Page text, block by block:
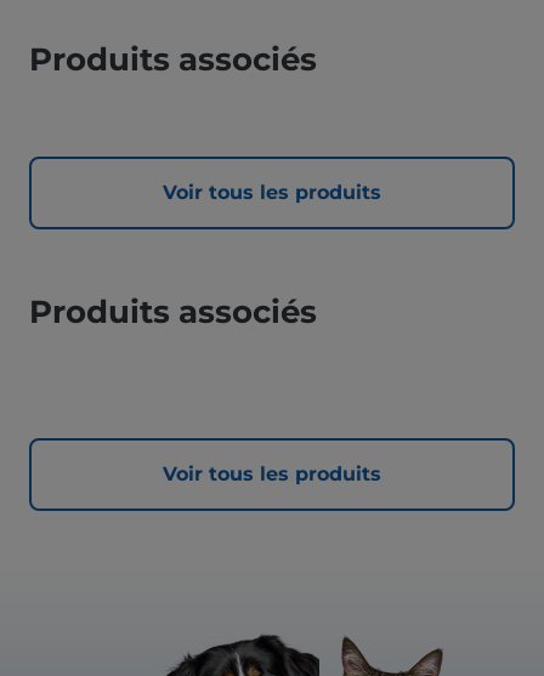
Produits associés
Voir tous les produits
Produits associés
Voir tous les produits